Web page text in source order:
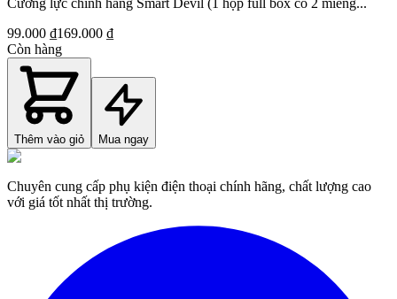
99.000 ₫169.000 ₫
Còn hàng
Thêm vào giỏ Mua ngay
Chuyên cung cấp phụ kiện điện thoại chính hãng, chất lượng cao
với giá tốt nhất thị trường.